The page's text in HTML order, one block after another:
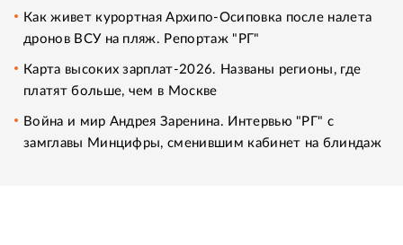
Как живет курортная Архипо-Осиповка после налета
дронов ВСУ на пляж. Репортаж "РГ"
Карта высоких зарплат-2026. Названы регионы, где
платят больше, чем в Москве
Война и мир Андрея Заренина. Интервью "РГ" с
замглавы Минцифры, сменившим кабинет на блиндаж